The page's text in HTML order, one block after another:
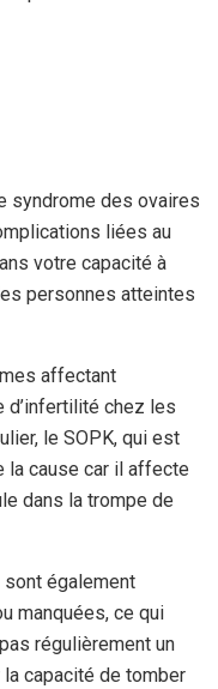
syndrome des ovaires
liées au
votre capacité à
personnes atteintes
affectant
d’infertilité chez les
le SOPK, qui est
la cause car il affecte
dans la trompe de
également
manquées, ce qui
régulièrement un
capacité de tomber